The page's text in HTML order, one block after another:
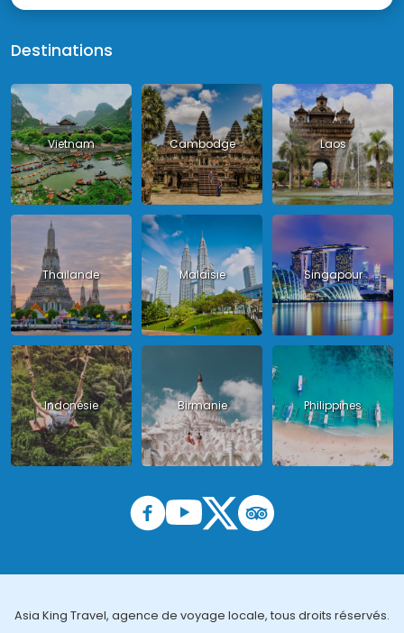
Destinations
Vietnam Cambodge Laos
Thailande Malaisie Singapour
Indonésie Birmanie Philippines
Asia King Travel, agence de voyage locale, tous droits réservés.